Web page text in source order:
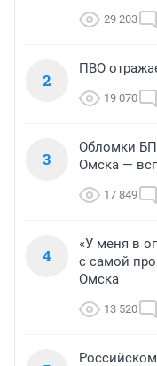
29 203
2
ПВО
19 070
3
Обломки
Омска —
17 849
4
«У меня в
с самой
Омска
13 520